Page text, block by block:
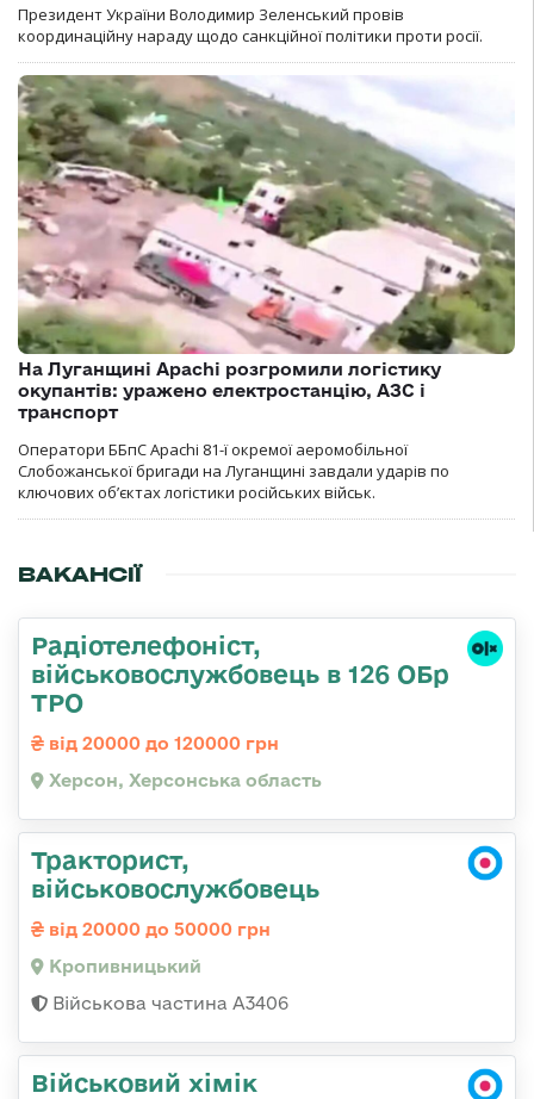
Президент України Володимир Зеленський провів
координаційну нараду щодо санкційної політики проти росії.
На Луганщині Apachi розгромили логістику
окупантів: уражено електростанцію, АЗС і
транспорт
Оператори ББпС Apachi 81-ї окремої аеромобільної
Слобожанської бригади на Луганщині завдали ударів по
ключових об’єктах логістики російських військ.
ВАКАНСІЇ
Радіотелефоніст,
військовослужбовець в 126 ОБр
ТРО
від 20000 до 120000 грн
Херсон, Херсонська область
Тракторист,
військовослужбовець
від 20000 до 50000 грн
Кропивницький
Військова частина А3406
Військовий хімік